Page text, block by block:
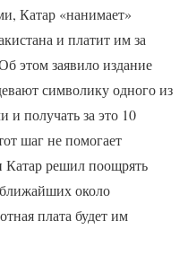
Катар «нанимает»
и платит им за
этом заявило издание
символику одного из
и получать за это 10
шаг не помогает
Катар решил поощрять
около
плата будет им